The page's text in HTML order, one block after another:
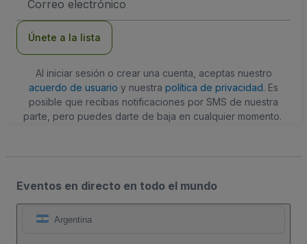
de
Únete a la lista
Al iniciar sesión o crear una cuenta, aceptas nuestro
acuerdo de usuario y nuestra política de privacidad. Es
posible que recibas notificaciones por SMS de nuestra
parte, pero puedes darte de baja en cualquier momento.
Eventos en directo en todo el mundo
Argentina